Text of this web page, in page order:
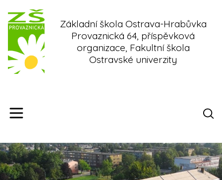
content
Základní škola Ostrava-Hrabůvka
Provaznická 64, příspěvková
organizace, Fakultní škola
Ostravské univerzity